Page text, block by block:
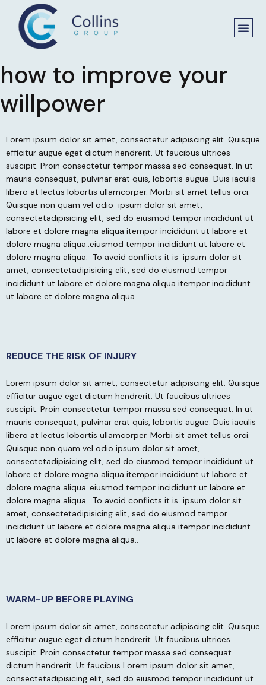
how to improve your
willpower
Lorem ipsum dolor sit amet, consectetur adipiscing elit. Quisque
efficitur augue eget dictum hendrerit. Ut faucibus ultrices
suscipit. Proin consectetur tempor massa sed consequat. In ut
mauris consequat, pulvinar erat quis, lobortis augue. Duis iaculis
libero at lectus lobortis ullamcorper. Morbi sit amet tellus orci.
Quisque non quam vel odio ipsum dolor sit amet,
consectetadipisicing elit, sed do eiusmod tempor incididunt ut
labore et dolore magna aliqua itempor incididunt ut labore et
dolore magna aliqua..eiusmod tempor incididunt ut labore et
dolore magna aliqua. To avoid conflicts it is ipsum dolor sit
amet, consectetadipisicing elit, sed do eiusmod tempor
incididunt ut labore et dolore magna aliqua itempor incididunt
ut labore et dolore magna aliqua.
REDUCE THE RISK OF INJURY
Lorem ipsum dolor sit amet, consectetur adipiscing elit. Quisque
efficitur augue eget dictum hendrerit. Ut faucibus ultrices
suscipit. Proin consectetur tempor massa sed consequat. In ut
mauris consequat, pulvinar erat quis, lobortis augue. Duis iaculis
libero at lectus lobortis ullamcorper. Morbi sit amet tellus orci.
Quisque non quam vel odio ipsum dolor sit amet,
consectetadipisicing elit, sed do eiusmod tempor incididunt ut
labore et dolore magna aliqua itempor incididunt ut labore et
dolore magna aliqua..eiusmod tempor incididunt ut labore et
dolore magna aliqua. To avoid conflicts it is ipsum dolor sit
amet, consectetadipisicing elit, sed do eiusmod tempor
incididunt ut labore et dolore magna aliqua itempor incididunt
ut labore et dolore magna aliqua..
WARM-UP BEFORE PLAYING
Lorem ipsum dolor sit amet, consectetur adipiscing elit. Quisque
efficitur augue eget dictum hendrerit. Ut faucibus ultrices
suscipit. Proin consectetur tempor massa sed consequat.
dictum hendrerit. Ut faucibus Lorem ipsum dolor sit amet,
consectetadipisicing elit, sed do eiusmod tempor incididunt ut